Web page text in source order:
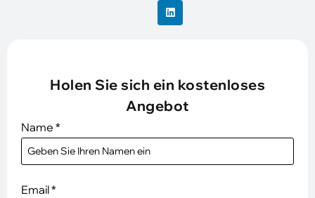
Holen Sie sich ein kostenloses
Angebot
Name *
Email*